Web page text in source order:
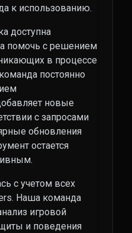
к использованию.
доступна
помочь с решением
в процессе
постоянно
новые
с запросами
обновления
остается
с учетом всех
Наша команда
игровой
и поведения